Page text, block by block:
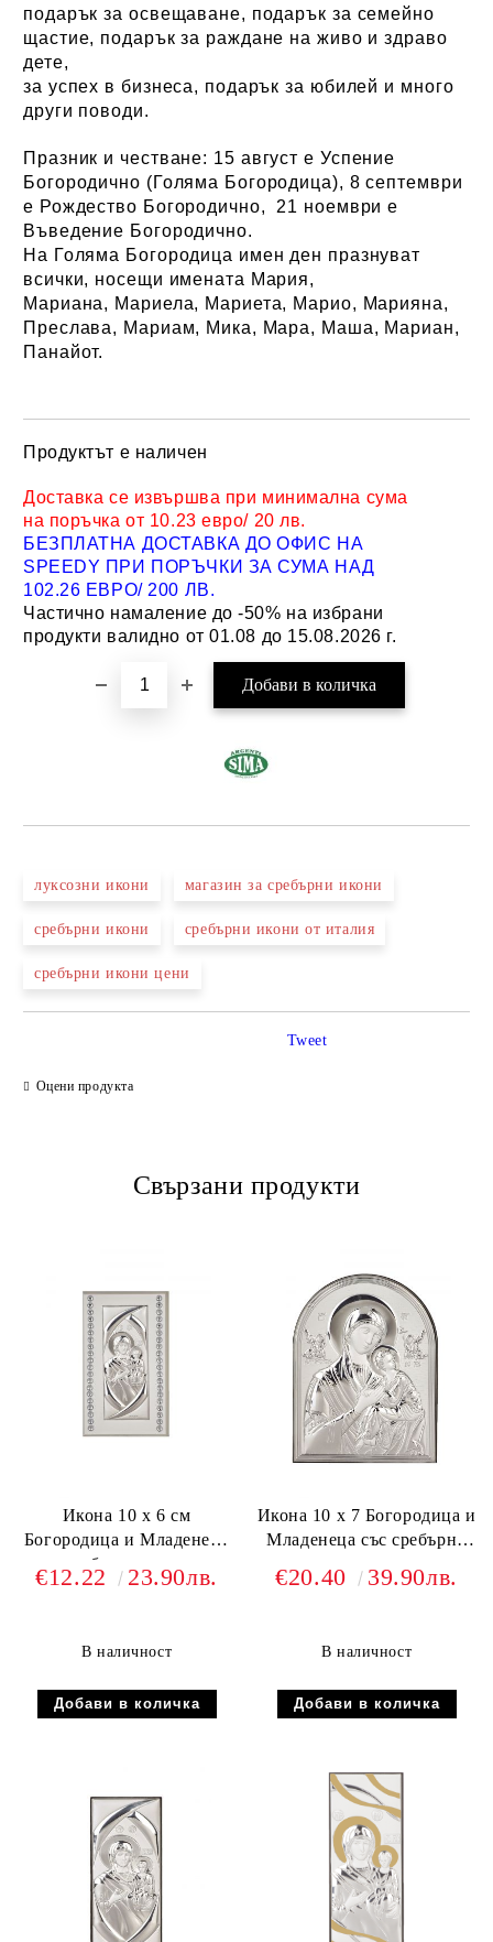
подарък за освещаване, подарък за семейно
щастие, подарък за раждане на живо и здраво
дете,
за успех в бизнеса, подарък за юбилей и много
други поводи.
Празник и честване: 15 август е Успение
Богородично (Голяма Богородица), 8 септември
е Рождество Богородично, 21 ноември е
Въведение Богородично.
На Голяма Богородица имен ден празнуват
всички, носещи имената Мария,
Мариана, Мариела, Мариета, Марио, Марияна,
Преслава, Мариам, Мика, Мара, Маша, Мариан,
Панайот.
Продуктът е наличен
Доставка се извършва при минимална сума
на поръчка от 10.23 евро/ 20 лв.
БЕЗПЛАТНА ДОСТАВКА ДО ОФИС НА
SPEEDY ПРИ ПОРЪЧКИ ЗА СУМА НАД
102.26 ЕВРО/ 200 ЛВ.
Частично намаление до -50% на избрани
продукти валидно от 01.08 до 15.08.2026 г.
луксозни икони магазин за сребърни икони
сребърни икони сребърни икони от италия
сребърни икони цени
Оцени продукта
Tweet
Свързани продукти
Икона 10 х 6 см
Богородица и Младенеца
със сребърно покритие
€12.22 23.90лв.
В наличност
Икона 10 х 7 Богородица и
Младенеца със сребърно
€20.40 39.90лв.
В наличност